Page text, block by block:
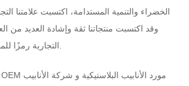
الخضراء والتنمية المستدامة، اكتسبت علامتنا
وقد اكتسبت منتجاتنا ثقة وإشادة العديد من
OEM مورد الأنابيب البلاستيكية و شركة الأنابيب